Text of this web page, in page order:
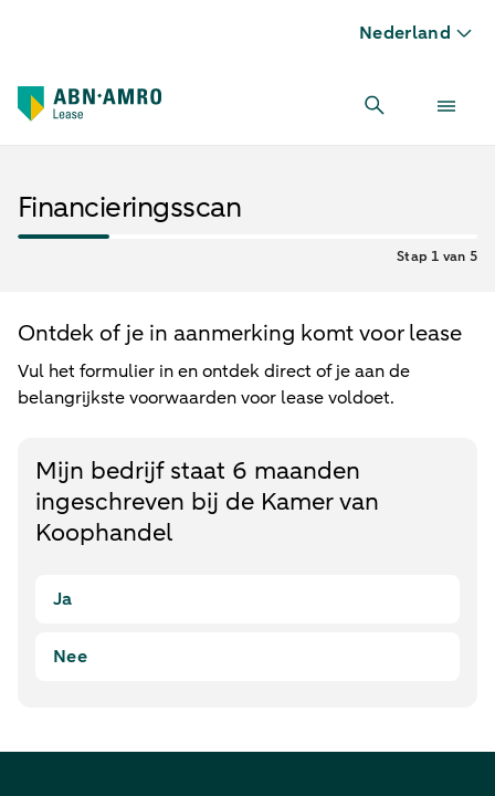
Nederland
Financieringsscan
Stap 1 van 5
Ontdek of je in aanmerking komt voor lease
Vul het formulier in en ontdek direct of je aan de
belangrijkste voorwaarden voor lease voldoet.
Mijn bedrijf staat 6 maanden
ingeschreven bij de Kamer van
Koophandel
Ja
Nee